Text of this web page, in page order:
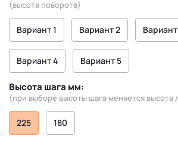
(высота поворота)
Вариант 1 Вариант 2
Вариант 4 Вариант 5
Высота шага мм:
(при выборе высоты шага меняется высота
225 180